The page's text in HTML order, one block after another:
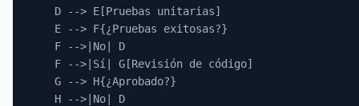
    D --> E[Pruebas unitarias]
    E --> F{¿Pruebas exitosas?}
    F -->|No| D
    F -->|Sí| G[Revisión de código]
    G --> H{¿Aprobado?}
    H -->|No| D